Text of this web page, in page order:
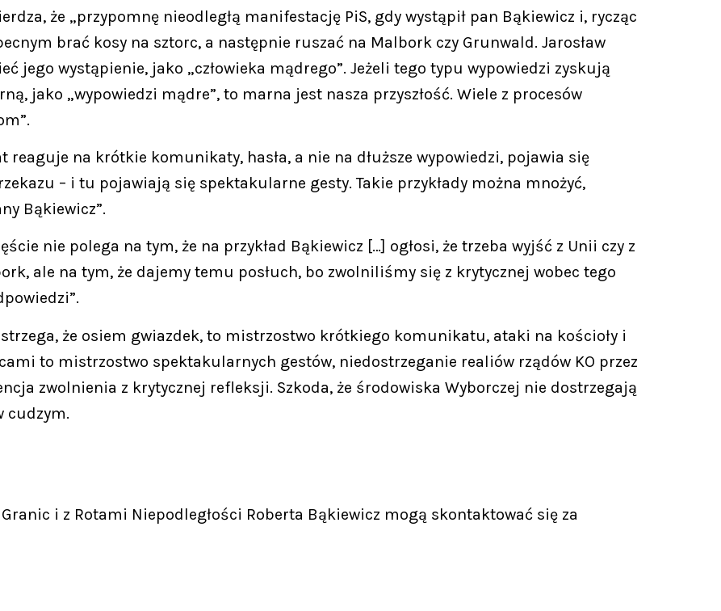
że „przypomnę nieodległą manifestację PiS, gdy wystąpił pan Bąkiewicz i, rycząc
brać kosy na sztorc, a następnie ruszać na Malbork czy Grunwald. Jarosław
jego wystąpienie, jako „człowieka mądrego”. Jeżeli tego typu wypowiedzi zyskują
jako „wypowiedzi mądre”, to marna jest nasza przyszłość. Wiele z procesów
reaguje na krótkie komunikaty, hasła, a nie na dłuższe wypowiedzi, pojawia się
– i tu pojawiają się spektakularne gesty. Takie przykłady można mnożyć,
Bąkiewicz”.
nie polega na tym, że na przykład Bąkiewicz […] ogłosi, że trzeba wyjść z Unii czy z
ale na tym, że dajemy temu posłuch, bo zwolniliśmy się z krytycznej wobec tego
że osiem gwiazdek, to mistrzostwo krótkiego komunikatu, ataki na kościoły i
to mistrzostwo spektakularnych gestów, niedostrzeganie realiów rządów KO przez
zwolnienia z krytycznej refleksji. Szkoda, że środowiska Wyborczej nie dostrzegają
cudzym.
i z Rotami Niepodległości Roberta Bąkiewicz mogą skontaktować się za